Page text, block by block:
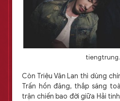
Còn Triệu Vân Lan thì dùng
Trấn hồn đăng, thắp sáng
trận chiến bao đời giữa Hải